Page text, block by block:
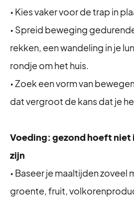
• Kies vaker voor de trap in
• Spreid beweging
rekken, een wandeling in je
rondje om het huis.
• Zoek een vorm van
dat vergroot de kans dat je
Voeding: gezond hoeft
zijn
• Baseer je maaltijden zoveel
groente, fruit,